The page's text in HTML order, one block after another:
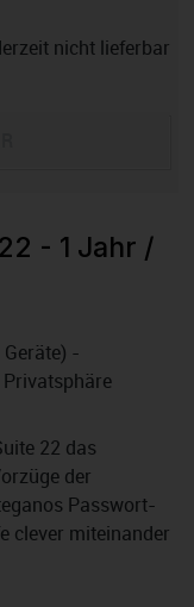
nicht lieferbar
- 1 Jahr /
-
22 das
der
Passwort-
clever miteinander